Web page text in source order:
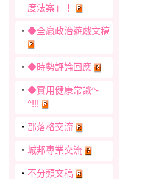
度法案」！
‧ ◆全贏政治遊戲文稿
‧ ◆時勢評論回應
‧ ◆實用健康常識^-
^!!!
‧ 部落格交流
‧ 城邦專業交流
‧ 不分類文稿